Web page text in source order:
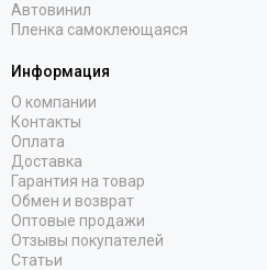
Автовинил
Пленка самоклеющаяся
Информация
О компании
Контакты
Оплата
Доставка
Гарантия на товар
Обмен и возврат
Оптовые продажи
Отзывы покупателей
Статьи